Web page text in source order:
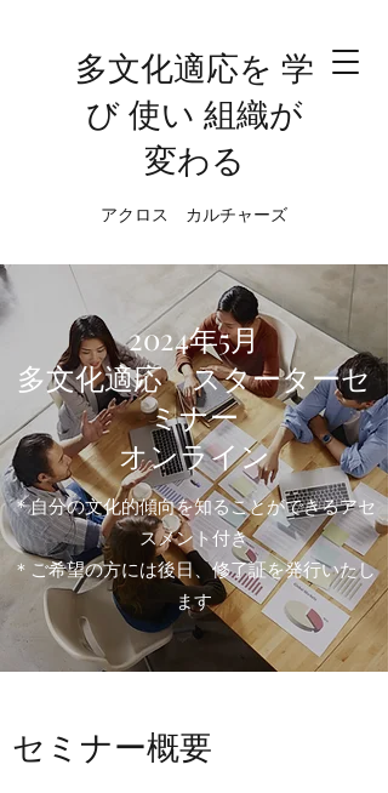
多文化適応を 学
び 使い 組織が
変わる
アクロス カルチャーズ
2024年5月
多文化適応 スターターセ
ミナー
​オンライン
＊自分の文化的傾向を知ることができるアセ
スメント付き
＊ご希望の方には後日、修了証を発行いたし
ます
セミナー概要